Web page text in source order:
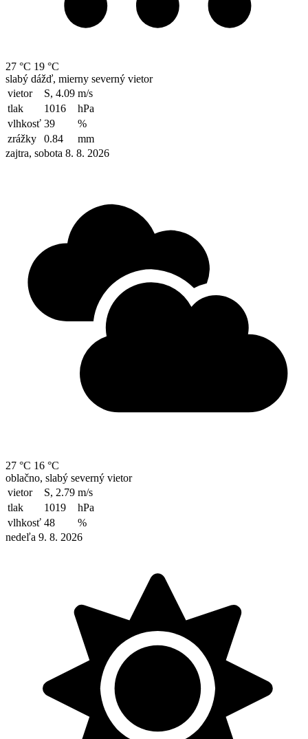
27 °C 19 °C
slabý dážď, mierny severný vietor
vietor
S, 4.09 m/s
tlak
1016
hPa
vlhkosť 39
%
zrážky
0.84
mm
zajtra, sobota 8. 8. 2026
27 °C 16 °C
oblačno, slabý severný vietor
vietor
S, 2.79 m/s
tlak
1019
hPa
vlhkosť 48
%
nedeľa 9. 8. 2026